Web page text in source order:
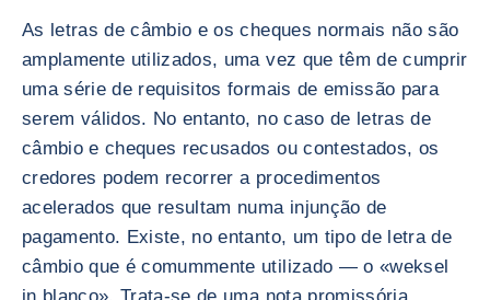
As letras de câmbio e os cheques normais não são
amplamente utilizados, uma vez que têm de cumprir
uma série de requisitos formais de emissão para
serem válidos. No entanto, no caso de letras de
câmbio e cheques recusados ou contestados, os
credores podem recorrer a procedimentos
acelerados que resultam numa injunção de
pagamento. Existe, no entanto, um tipo de letra de
câmbio que é comummente utilizado — o «weksel